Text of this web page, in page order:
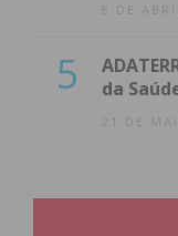
8 DE
5
da
21 DE